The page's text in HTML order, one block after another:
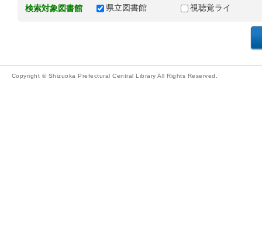
検索対象図書館 県立図書館 視聴覚ライ
Copyright © Shizuoka Prefectural Central Library All Rights Reserved.